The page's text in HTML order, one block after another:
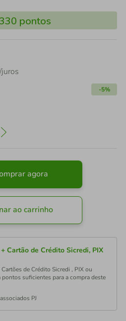
pontos
juros
-5%
agora
ao carrinho
Cartão de Crédito Sicredi, PIX
de Crédito Sicredi , PIX ou
suficientes para a compra deste
PJ